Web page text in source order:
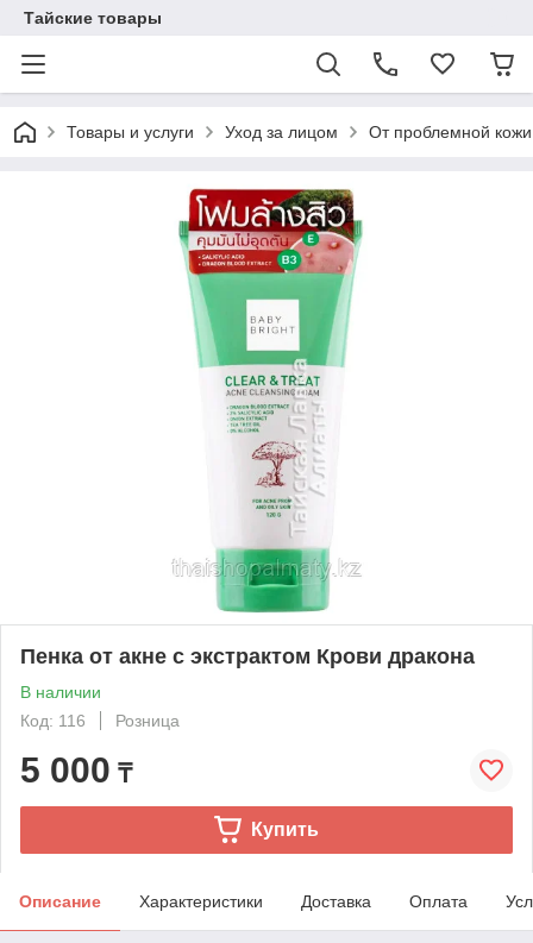
Тайские товары
Товары и услуги Уход за лицом От проблемной
Пенка от акне с экстрактом Крови дракона
В наличии
Код: 116
Розница
5 000 ₸
Купить
Описание Характеристики Доставка Оплата